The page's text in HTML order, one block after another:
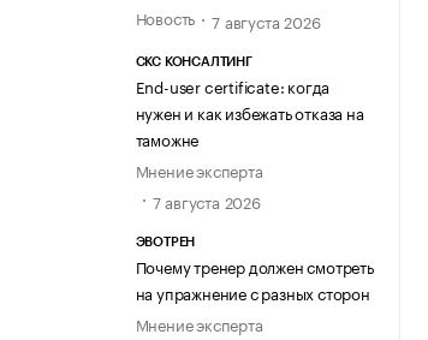
Новость
7 августа 2026
СКС КОНСАЛТИНГ
End-user certificate: когда
нужен и как избежать отказа на
таможне
Мнение эксперта
7 августа 2026
ЭВОТРЕН
Почему тренер должен смотреть
на упражнение с разных сторон
Мнение эксперта